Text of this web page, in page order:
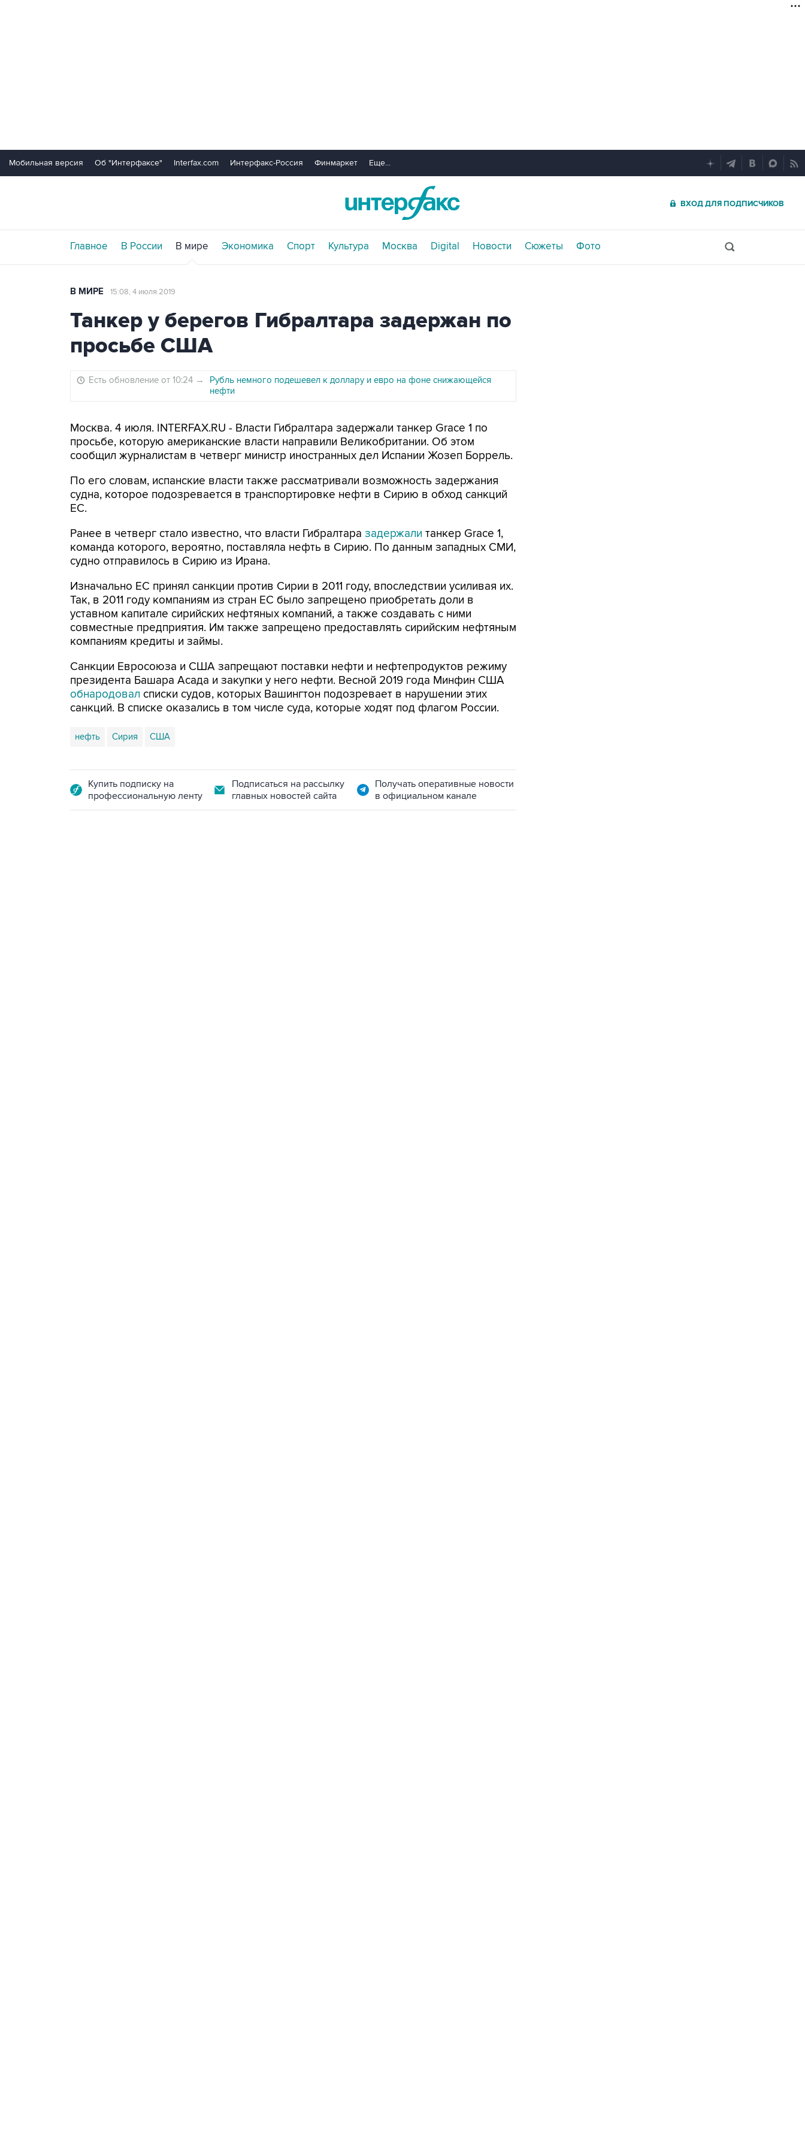
Мобильная версия Об "Интерфаксе" Interfax.com Интерфакс-Россия Финмаркет Еще...
ВХОД ДЛЯ ПОДПИСЧИКОВ
Главное В России В мире Экономика Спорт Культура Москва Digital Новости Сюжеты Фото
В МИРЕ 15:08, 4 июля 2019
Танкер у берегов Гибралтара задержан по
просьбе США
Есть обновление от 10:24 →
Рубль немного подешевел к доллару и евро на фоне снижающейся
нефти
Москва. 4 июля. INTERFAX.RU - Власти Гибралтара задержали танкер Grace 1 по
просьбе, которую американские власти направили Великобритании. Об этом
сообщил журналистам в четверг министр иностранных дел Испании Жозеп Боррель.
По его словам, испанские власти также рассматривали возможность задержания
судна, которое подозревается в транспортировке нефти в Сирию в обход санкций
ЕС.
Ранее в четверг стало известно, что власти Гибралтара задержали танкер Grace 1,
команда которого, вероятно, поставляла нефть в Сирию. По данным западных СМИ,
судно отправилось в Сирию из Ирана.
Изначально ЕС принял санкции против Сирии в 2011 году, впоследствии усиливая их.
Так, в 2011 году компаниям из стран ЕС было запрещено приобретать доли в
уставном капитале сирийских нефтяных компаний, а также создавать с ними
совместные предприятия. Им также запрещено предоставлять сирийским нефтяным
компаниям кредиты и займы.
Санкции Евросоюза и США запрещают поставки нефти и нефтепродуктов режиму
президента Башара Асада и закупки у него нефти. Весной 2019 года Минфин США
обнародовал списки судов, которых Вашингтон подозревает в нарушении этих
санкций. В списке оказались в том числе суда, которые ходят под флагом России.
нефть Сирия США
Купить подписку на
профессиональную ленту
Подписаться на рассылку
главных новостей сайта
Получать оперативные новости
в официальном канале